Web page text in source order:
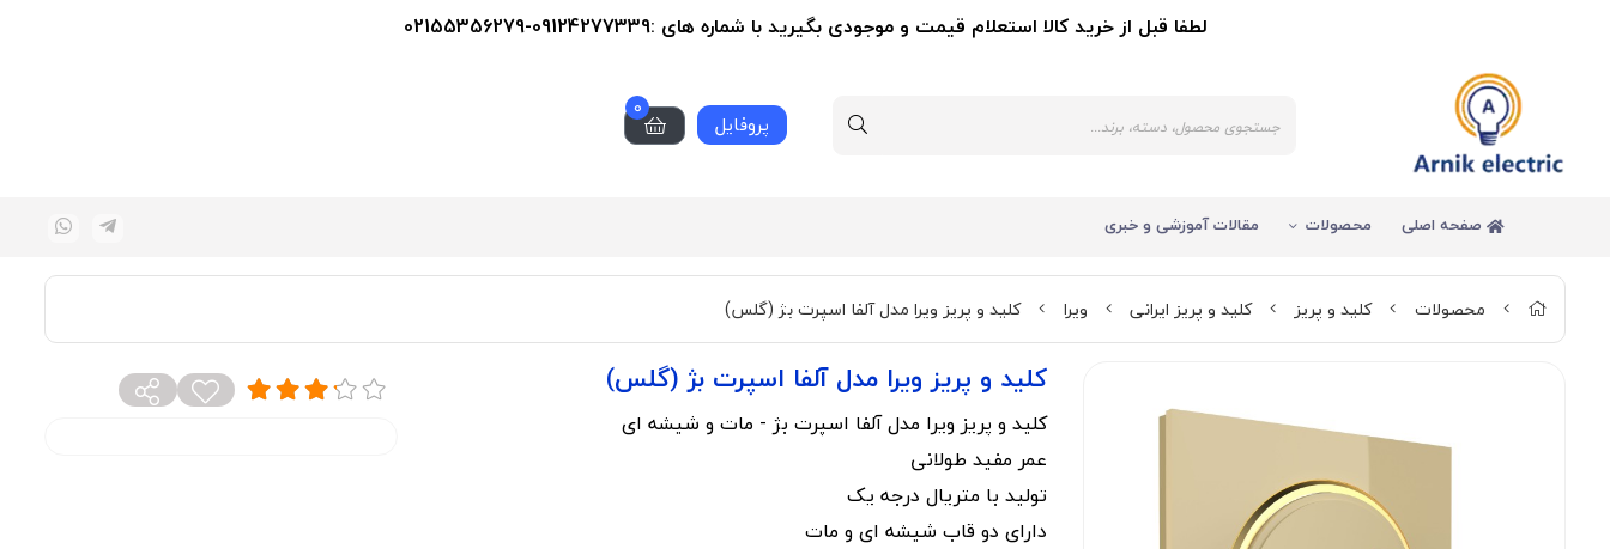
لطفا قبل از خرید کالا استعلام قیمت و موجودی بگیرید با شماره های :09124277339-02155356279
پروفایل
0
صفحه اصلی محصولات مقالات آموزشی و خبری
محصولات کلید و پریز کلید و پریز ایرانی ویرا کلید و پریز ویرا مدل آلفا اسپرت بژ (گلس)
کلید و پریز ویرا مدل آلفا اسپرت بژ (گلس)
کلید و پریز ویرا مدل آلفا اسپرت بژ - مات و شیشه ای
عمر مفید طولانی
تولید با متریال درجه یک
دارای دو قاب شیشه ای و مات